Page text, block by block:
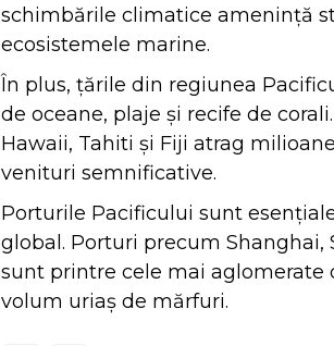
schimbările climatice amenință
ecosistemele marine.
În plus, țările din regiunea
de oceane, plaje și recife de
Hawaii, Tahiti și Fiji atrag
venituri semnificative.
Porturile Pacificului sunt
global. Porturi precum Shanghai,
sunt printre cele mai aglomerate
volum uriaș de mărfuri.